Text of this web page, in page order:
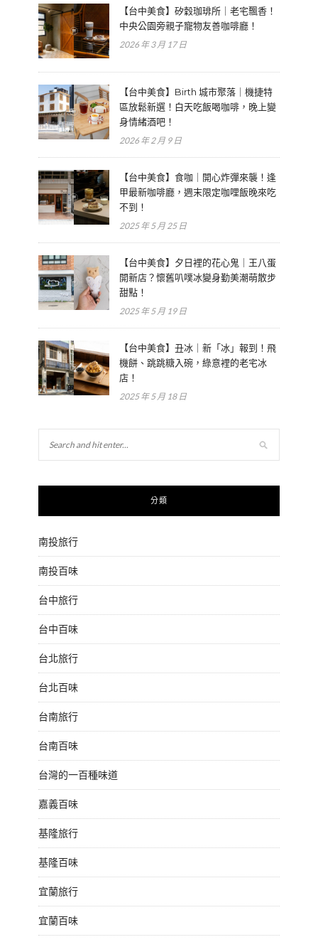
【台中美食】矽穀珈琲所｜老宅飄香！
中央公園旁親子寵物友善咖啡廳！
2026 年 3 月 17 日
【台中美食】Birth 城市聚落｜機捷特
區放鬆新選！白天吃飯喝咖啡，晚上變
身情緒酒吧！
2026 年 2 月 9 日
【台中美食】食咖｜開心炸彈來襲！逢
甲最新咖啡廳，週末限定咖哩飯晚來吃
不到！
2025 年 5 月 25 日
【台中美食】夕日裡的花心鬼｜王八蛋
開新店？懷舊叭噗冰變身勤美潮萌散步
甜點！
2025 年 5 月 19 日
【台中美食】丑冰｜新「冰」報到！飛
機餅、跳跳糖入碗，綠意裡的老宅冰
店！
2025 年 5 月 18 日
分類
南投旅行
南投百味
台中旅行
台中百味
台北旅行
台北百味
台南旅行
台南百味
台灣的一百種味道
嘉義百味
基隆旅行
基隆百味
宜蘭旅行
宜蘭百味